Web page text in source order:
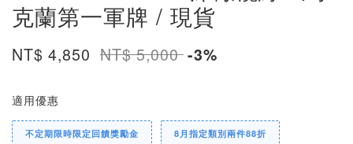
克蘭第一軍牌 / 現貨
NT$ 4,850 NT$ 5,000-3%
適用優惠
不定期限時限定回饋獎勵金 8月指定類別兩件88折